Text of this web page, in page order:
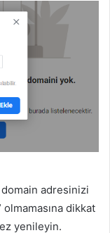
domain adresinizi
olmamasına dikkat
yenileyin.